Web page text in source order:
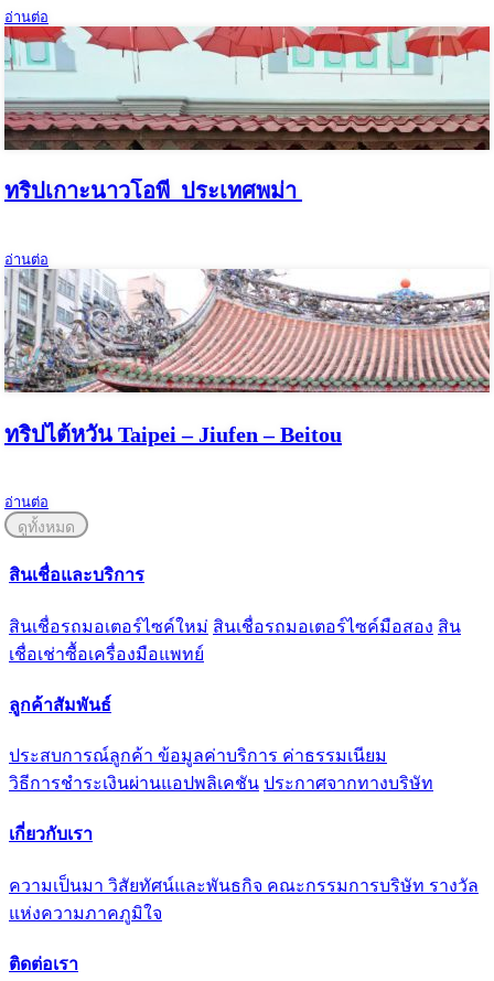
อ่านต่อ
ทริปเกาะนาวโอพี ประเทศพม่า
อ่านต่อ
ทริปไต้หวัน Taipei – Jiufen – Beitou
อ่านต่อ
ดูทั้งหมด
สินเชื่อและบริการ
สินเชื่อรถมอเตอร์ไซค์ใหม่ สินเชื่อรถมอเตอร์ไซค์มือสอง สิน
เชื่อเช่าซื้อเครื่องมือแพทย์
ลูกค้าสัมพันธ์
ประสบการณ์ลูกค้า ข้อมูลค่าบริการ ค่าธรรมเนียม
วิธีการชำระเงินผ่านแอปพลิเคชัน ประกาศจากทางบริษัท
เกี่ยวกับเรา
ความเป็นมา วิสัยทัศน์และพันธกิจ คณะกรรมการบริษัท รางวัล
แห่งความภาคภูมิใจ
ติดต่อเรา